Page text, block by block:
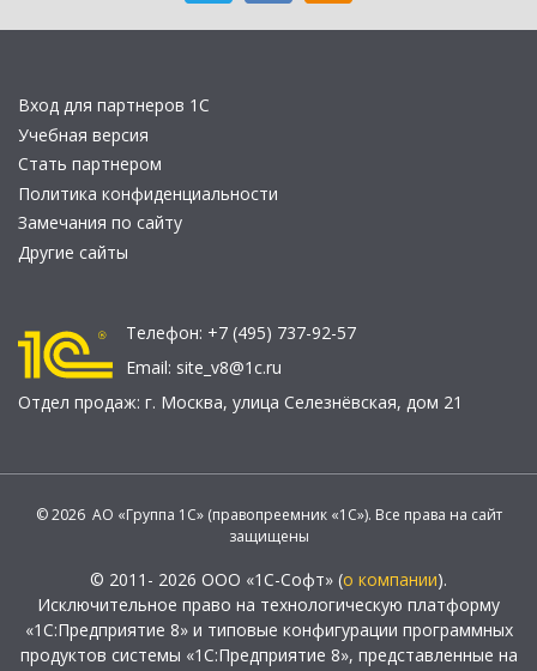
Вход для партнеров 1С
Учебная версия
Стать партнером
Политика конфиденциальности
Замечания по сайту
Другие сайты
Телефон: +7 (495) 737-92-57
Email: site_v8@1c.ru
Отдел продаж: г. Москва, улица Селезнёвская, дом 21
© 2026 АО «Группа 1С» (правопреемник «1С»). Все права на сайт
защищены
© 2011- 2026 ООО «1С-Софт» (о компании).
Исключительное право на технологическую платформу
«1С:Предприятие 8» и типовые конфигурации программных
продуктов системы «1С:Предприятие 8», представленные на